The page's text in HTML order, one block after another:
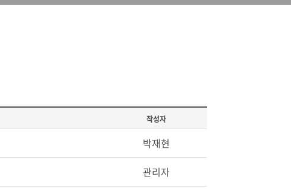
작성자
박재현
관리자